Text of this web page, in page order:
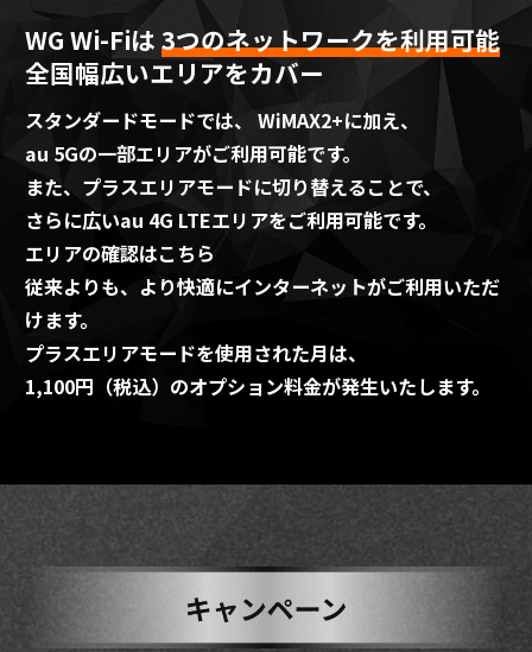
WG Wi-Fiは 3つのネットワークを利用可能
全国幅広いエリアをカバー
スタンダードモードでは、 WiMAX2+に加え、
au 5Gの一部エリアがご利用可能です。
また、プラスエリアモードに切り替えることで、
さらに広いau 4G LTEエリアをご利用可能です。
エリアの確認はこちら
従来よりも、より快適にインターネットがご利用いただ
けます。
プラスエリアモードを使用された月は、
1,100円（税込）のオプション料金が発生いたします。